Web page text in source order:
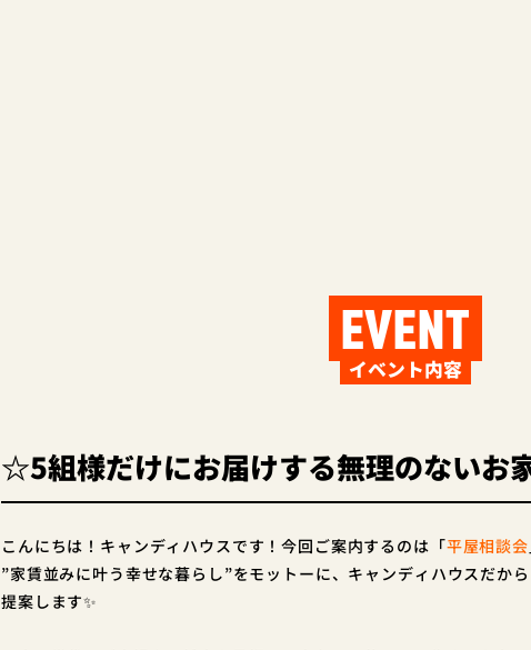
EVENT
イベント内容
☆5組様だけにお届けする無理のないお
こんにちは！キャンディハウスです！今回ご案内するのは「平屋相談会
”家賃並みに叶う幸せな暮らし”をモットーに、キャンディハウスだか
提案します✨